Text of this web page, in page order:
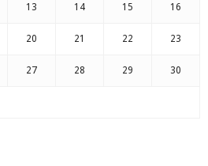
13 14 15 16
20 21 22 23
27 28 29 30